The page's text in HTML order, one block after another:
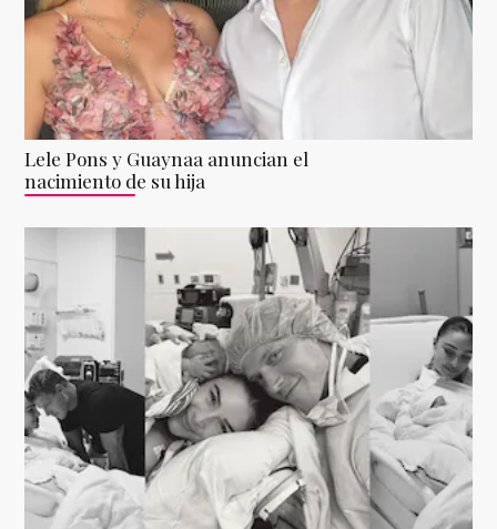
Lele Pons y Guaynaa anuncian el
nacimiento de su hija